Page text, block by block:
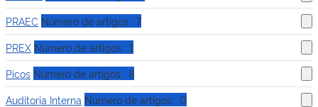
PRAEC Número de artigos: 7
PREX Número de artigos: 1
Picos Número de artigos: 8
Auditoria Interna Número de artigos: 0